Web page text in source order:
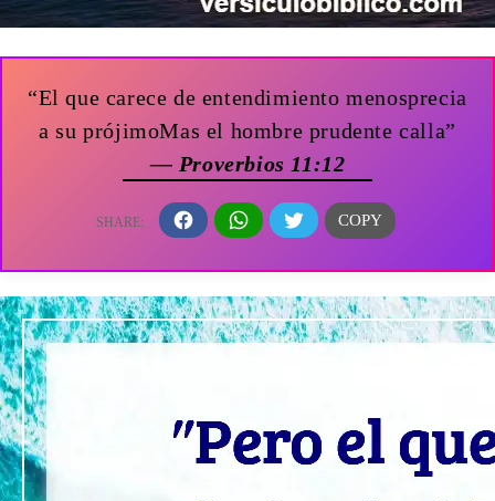
“El que carece de entendimiento menosprecia
a su prójimoMas el hombre prudente calla”
— Proverbios 11:12